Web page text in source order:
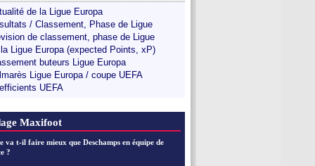
de la Ligue Europa
/ Classement, Phase de Ligue
de classement, phase de Ligue
Ligue Europa (expected Points, xP)
buteurs Ligue Europa
Ligue Europa / coupe UEFA
UEFA
Maxifoot
va t-il faire mieux que Deschamps en équipe de
?